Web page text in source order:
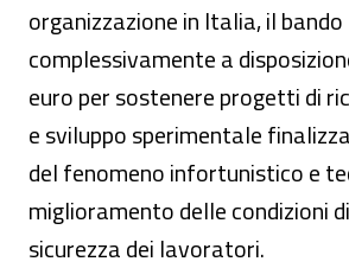
organizzazione in Italia, il
complessivamente a
euro per sostenere progetti di
e sviluppo sperimentale
del fenomeno infortunistico e
miglioramento delle condizioni
sicurezza dei lavoratori.